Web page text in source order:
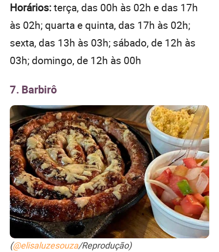
Horários:terça, das 00h às 02h e das 17h
às 02h; quarta e quinta, das 17h às 02h;
sexta, das 13h às 03h; sábado, de 12h às
03h; domingo, de 12h às 00h
7. Barbirô
(@elisaluzesouza/Reprodução)